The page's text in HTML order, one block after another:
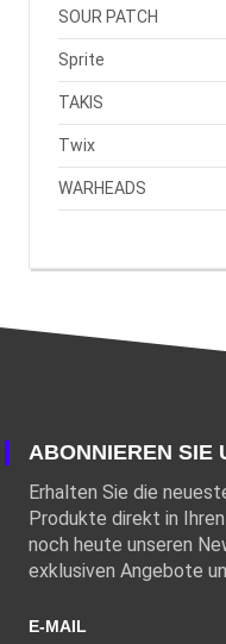
SOUR PATCH
Sprite
TAKIS
Twix
WARHEADS
ABONNIEREN SIE
Erhalten Sie die
Produkte direkt in
noch heute unseren
exklusiven Angebote
E-MAIL